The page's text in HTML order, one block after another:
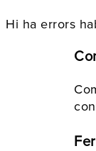
Hi ha errors